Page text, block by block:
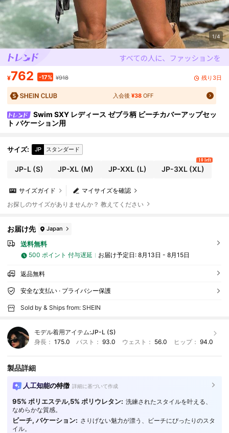
1/4
¥762 -17% ¥918 残り3日
入会後¥38 OFF
Swim SXY レディース ゼブラ柄 ビーチカバーアップセッ
ト バケーション用
サイズ: JP スタンダード
JP-L(S) JP-XL (M) JP-XXL (L) JP-3XL(XL)
10 left
マイサイズを確認
サイズガイド
お探しのサイズがありませんか？ 教えてください
お届け先 Japan
送料無料
500 ポイント 付与遅延 お届け予定日: 8月13日 - 8月15日
返品無料
安全な支払い · プライバシー保護
Sold by & Ships from: SHEIN
モデル着用アイテム:JP-L (S)
身長： 175.0 バスト：93.0 ウェスト： 56.0 ヒップ： 94.0
製品詳細
人工知能の特徴 詳細に基づいて作成
95% ポリエステル,5% ポリウレタン: 洗練されたスタイルを叶える、
なめらかな質感。
ビーチ, バケーション: さりげない魅力が漂う、ビーチにぴったりのスタ
イル。
4.90 315K フォロワー